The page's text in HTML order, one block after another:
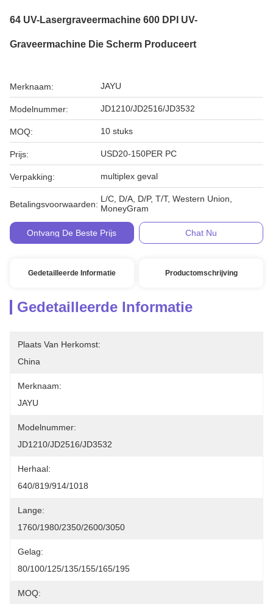
64 UV-Lasergraveermachine 600 DPI UV-
Graveermachine Die Scherm Produceert
Merknaam: JAYU
Modelnummer: JD1210/JD2516/JD3532
MOQ: 10 stuks
Prijs: USD20-150PER PC
Verpakking: multiplex geval
Betalingsvoorwaarden:
L/C, D/A, D/P, T/T, Western Union,
MoneyGram
Ontvang De Beste Prijs Chat Nu
Gedetailleerde Informatie Productomschrijving
Gedetailleerde Informatie
Plaats Van Herkomst:
China
Merknaam:
JAYU
Modelnummer:
JD1210/JD2516/JD3532
Herhaal:
640/819/914/1018
Lange:
1760/1980/2350/2600/3050
Gelag:
80/100/125/135/155/165/195
MOQ: